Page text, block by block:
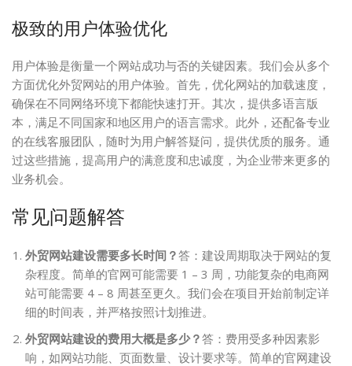
极致的用户体验优化
用户体验是衡量一个网站成功与否的关键因素。我们会从多个
方面优化外贸网站的用户体验。首先，优化网站的加载速度，
确保在不同网络环境下都能快速打开。其次，提供多语言版
本，满足不同国家和地区用户的语言需求。此外，还配备专业
的在线客服团队，随时为用户解答疑问，提供优质的服务。通
过这些措施，提高用户的满意度和忠诚度，为企业带来更多的
业务机会。
常见问题解答
外贸网站建设需要多长时间？答：建设周期取决于网站的复
杂程度。简单的官网可能需要 1 – 3 周，功能复杂的电商网
站可能需要 4 – 8 周甚至更久。我们会在项目开始前制定详
细的时间表，并严格按照计划推进。
外贸网站建设的费用大概是多少？答：费用受多种因素影
响，如网站功能、页面数量、设计要求等。简单的官网建设